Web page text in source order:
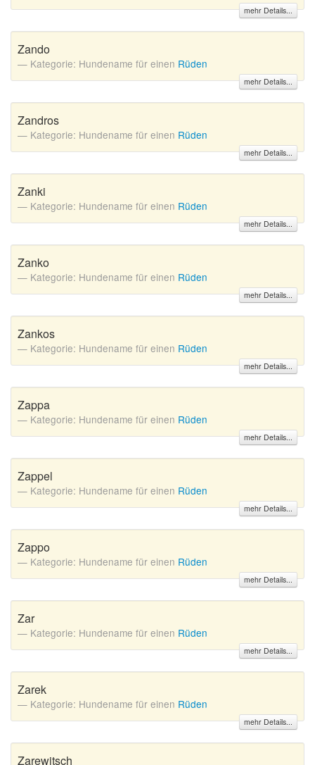
mehr Details...
Zando
Kategorie: Hundename für einen Rüden
mehr Details...
Zandros
Kategorie: Hundename für einen Rüden
mehr Details...
Zanki
Kategorie: Hundename für einen Rüden
mehr Details...
Zanko
Kategorie: Hundename für einen Rüden
mehr Details...
Zankos
Kategorie: Hundename für einen Rüden
mehr Details...
Zappa
Kategorie: Hundename für einen Rüden
mehr Details...
Zappel
Kategorie: Hundename für einen Rüden
mehr Details...
Zappo
Kategorie: Hundename für einen Rüden
mehr Details...
Zar
Kategorie: Hundename für einen Rüden
mehr Details...
Zarek
Kategorie: Hundename für einen Rüden
mehr Details...
Zarewitsch